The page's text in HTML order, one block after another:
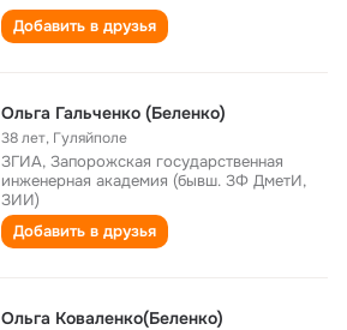
Добавить в друзья
Ольга Гальченко (Беленко)
38 лет, Гуляйполе
ЗГИА, Запорожская государственная
инженерная академия (бывш. ЗФ ДметИ,
ЗИИ)
Добавить в друзья
Ольга Коваленко(Беленко)